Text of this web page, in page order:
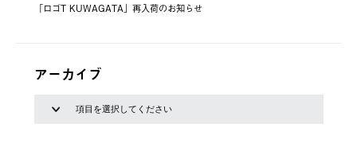
「ロゴT KUWAGATA」再入荷のお知らせ
アーカイブ